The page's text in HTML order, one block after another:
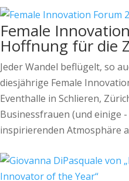
Female
Hoffnung für die
Jeder Wandel beflügelt, so
diesjährige Female
Eventhalle in Schlieren,
Businessfrauen (und einige
inspirierenden Atmosphäre